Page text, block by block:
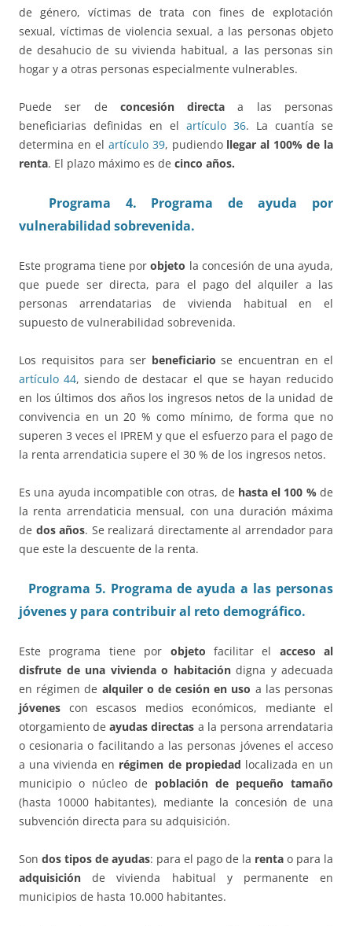
de género, víctimas de trata con fines de explotación
sexual, víctimas de violencia sexual, a las personas objeto
de desahucio de su vivienda habitual, a las personas sin
hogar y a otras personas especialmente vulnerables.
Puede ser de concesión directa a las personas
beneficiarias definidas en el artículo 36. La cuantía se
determina en el artículo 39, pudiendo llegar al 100% de la
renta. El plazo máximo es de cinco años.
Programa 4. Programa de ayuda por
vulnerabilidad sobrevenida.
Este programa tiene porobjeto la concesión de una ayuda,
que puede ser directa, para el pago del alquiler a las
personas arrendatarias de vivienda habitual en el
supuesto de vulnerabilidad sobrevenida.
Los requisitos para ser beneficiario se encuentran en el
artículo 44, siendo de destacar el que se hayan reducido
en los últimos dos años los ingresos netos de la unidad de
convivencia en un 20 % como mínimo, de forma que no
superen 3 veces el IPREM y que el esfuerzo para el pago de
la renta arrendaticia supere el 30 % de los ingresos netos.
Es una ayuda incompatible con otras, de hasta el 100 %de
la renta arrendaticia mensual, con una duración máxima
de dos años. Se realizará directamente al arrendador para
que este la descuente de la renta.
Programa 5. Programa de ayuda a las personas
jóvenes y para contribuir al reto demográfico.
Este programa tiene por objeto facilitar el acceso al
disfrute de una vivienda o habitacióndigna y adecuada
en régimen de alquiler o de cesión en uso a las personas
jóvenes con escasos medios económicos, mediante el
otorgamiento deayudas directas a la persona arrendataria
o cesionaria o facilitando a las personas jóvenes el acceso
a una vivienda en régimen de propiedad localizada en un
municipio o núcleo de población de pequeño tamaño
(hasta 10000 habitantes), mediante la concesión de una
subvención directa para su adquisición.
Son dos tipos de ayudas: para el pago de la renta o para la
adquisición de vivienda habitual y permanente en
municipios de hasta 10.000 habitantes.